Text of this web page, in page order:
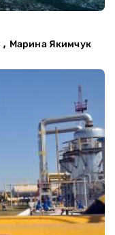
, Марина Якимчук